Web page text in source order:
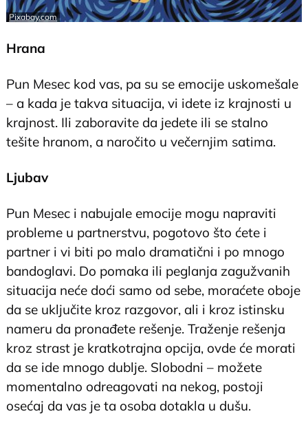
Pixabay.com
Hrana
Pun Mesec kod vas, pa su se emocije uskomešale
– a kada je takva situacija, vi idete iz krajnosti u
krajnost. Ili zaboravite da jedete ili se stalno
tešite hranom, a naročito u večernjim satima.
Ljubav
Pun Mesec i nabujale emocije mogu napraviti
probleme u partnerstvu, pogotovo što ćete i
partner i vi biti po malo dramatični i po mnogo
bandoglavi. Do pomaka ili peglanja zagužvanih
situacija neće doći samo od sebe, moraćete oboje
da se uključite kroz razgovor, ali i kroz istinsku
nameru da pronađete rešenje. Traženje rešenja
kroz strast je kratkotrajna opcija, ovde će morati
da se ide mnogo dublje. Slobodni – možete
momentalno odreagovati na nekog, postoji
osećaj da vas je ta osoba dotakla u dušu.